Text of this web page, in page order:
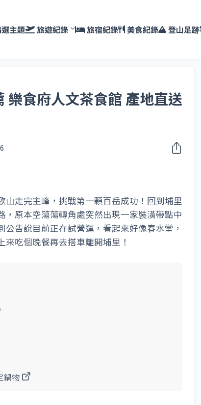
主題 旅遊紀錄 旅宿紀錄 美食紀錄 登山足跡
樂食府人文茶食館 產地直送
山走完主峰，挑戰第一顆百岳成功！回到埔里
，原本空蕩蕩轉角處突然出現一家裝潢帶點中
告說目前正在試營運，看起來好像春水堂，
吃個晚餐再去搭車離開埔里！
鍋物